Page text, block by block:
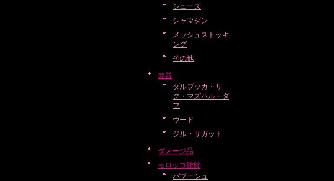
シューズ
シャマダン
メッシュストッキ
ング
その他
楽器
ダルブッカ・リ
ク・マズハル・ダ
フ
ウード
ジル・サガット
ダメージ品
モロッコ雑貨
バブーシュ